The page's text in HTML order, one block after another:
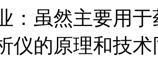
：虽然主要用
仪的原理和技